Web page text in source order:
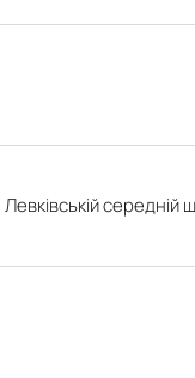
т…
середній